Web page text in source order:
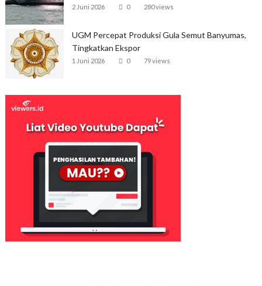
2 Juni 2026 0 280 views
UGM Percepat Produksi Gula Semut Banyumas,
Tingkatkan Ekspor
1 Juni 2026 0 79 views